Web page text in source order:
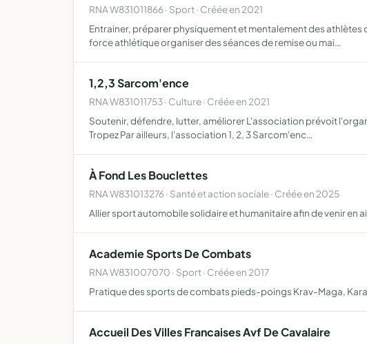
RNA W831011866 · Sport · Créée en 2021
Entrainer, préparer physiquement et mentalement des
force athlétique organiser des séances de remise ou mai…
1,2,3 Sarcom'ence
RNA W831011753 · Culture · Créée en 2021
Soutenir, défendre, lutter, améliorer L'association prévoit
Tropez Par ailleurs, l'association 1, 2, 3 Sarcom'enc…
À Fond Les Bouclettes
RNA W831013276 · Santé et action sociale · Créée en 2025
Allier sport automobile solidaire et humanitaire afin de venir en
Academie Sports De Combats
RNA W831007070 · Sport · Créée en 2017
Pratique des sports de combats pieds-poings Krav-Maga,
Accueil Des Villes Francaises Avf De Cavalaire